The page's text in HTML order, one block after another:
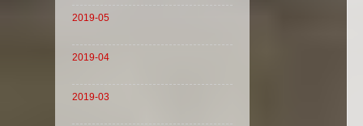
2019-05
2019-04
2019-03